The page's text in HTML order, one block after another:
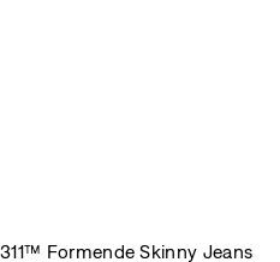
311™ Formende Skinny Jeans